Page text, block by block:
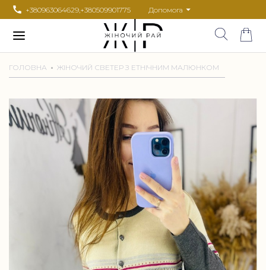
+380963064629 +380509901775 Допомога
ГОЛОВНА ЖІНОЧИЙ СВЕТЕР З ЕТНІЧНИМ МАЛЮНКОМ